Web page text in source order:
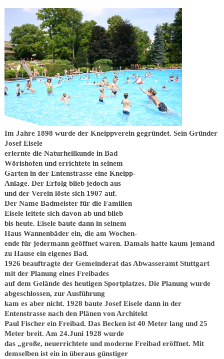
Im Jahre 1898 wurde der Kneippverein gegründet. Sein Gründer
Josef Eisele
erlernte die Naturheilkunde in Bad
Wörishofen und errichtete in seinem
Garten in der Entenstrasse eine Kneipp-
Anlage. Der Erfolg blieb jedoch aus
und der Verein löste sich 1907 auf.
Der Name Badmeister für die Familien
Eisele leitete sich davon ab und blieb
bis heute. Eisele baute dann in seinem
Haus Wannenbäder ein, die am Wochen-
ende für jedermann geöffnet waren. Damals hatte kaum jemand
zu Hause ein eigenes Bad.
1926 beauftragte der Gemeinderat das Abwasseramt Stuttgart
mit der Planung eines Freibades
auf dem Gelände des heutigen Sportplatzes. Die Planung wurde
abgeschlossen, zur Ausführung
kam es aber nicht. 1928 baute Josef Eisele dann in der
Entenstrasse nach den Plänen von Architekt
Paul Fischer ein Freibad. Das Becken ist 40 Meter lang und 25
Meter breit. Am 24.Juni 1928 wurde
das „große, neuerrichtete und moderne Freibad eröffnet. Mit
demselben ist ein in überaus günstiger